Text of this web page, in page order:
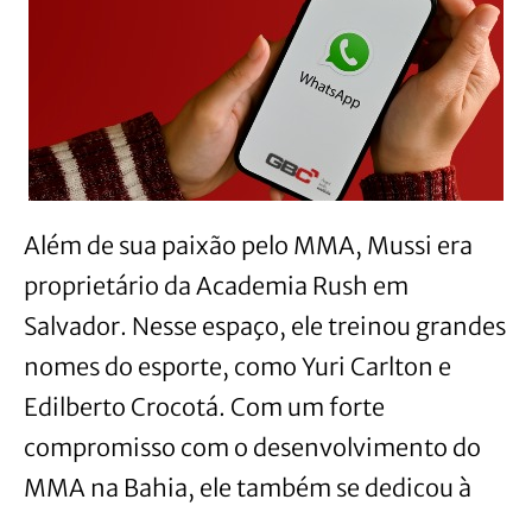
Além de sua paixão pelo MMA, Mussi era
proprietário da Academia Rush em
Salvador. Nesse espaço, ele treinou grandes
nomes do esporte, como Yuri Carlton e
Edilberto Crocotá. Com um forte
compromisso com o desenvolvimento do
MMA na Bahia, ele também se dedicou à